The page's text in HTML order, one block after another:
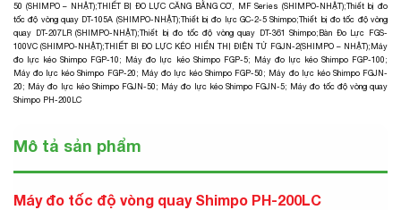
50 (SHIMPO – NHẬT);THIẾT BỊ ĐO LỰC CĂNG BẰNG CƠ, MF Series (SHIMPO-NHẬT);Thiết bị đo
tốc độ vòng quay DT-105A (SHIMPO-NHẬT);Thiết bị đo lực GC-2-5 Shimpo;Thiết bị đo tốc độ vòng
quay DT-207LR (SHIMPO-NHẬT);Thiết bị đo tốc độ vòng quay DT-361 Shimpo;Bàn Đo Lực FGS-
100VC (SHIMPO-NHẬT);THIẾT BI ĐO LỰC KÉO HIỂN THỊ ĐIỆN TỬ FGJN-2(SHIMPO – NHẬT);Máy
đo lực kéo Shimpo FGP-10; Máy đo lực kéo Shimpo FGP-5; Máy đo lực kéo Shimpo FGP-100;
Máy đo lực kéo Shimpo FGP-20; Máy đo lực kéo Shimpo FGP-50; Máy đo lực kéo Shimpo FGJN-
20; Máy đo lực kéo Shimpo FGJN-50; Máy đo lực kéo Shimpo FGJN-5; Máy đo tốc độ vòng quay
Shimpo PH-200LC
Mô tả sản phẩm
Máy đo tốc độ vòng quay Shimpo PH-200LC